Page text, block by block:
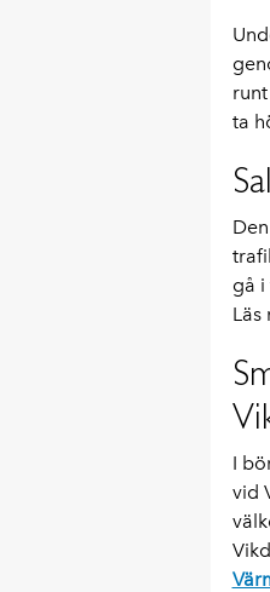
ta
gå i
Läs
I
vid